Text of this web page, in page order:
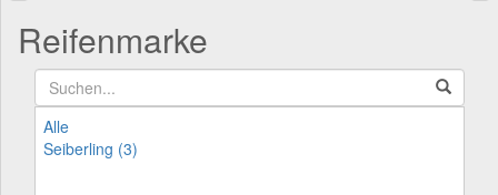
Reifenmarke
Alle
Seiberling (3)